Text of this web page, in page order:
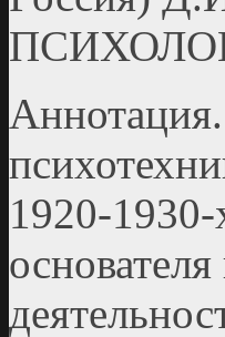
Аннотация.
1920-1930-